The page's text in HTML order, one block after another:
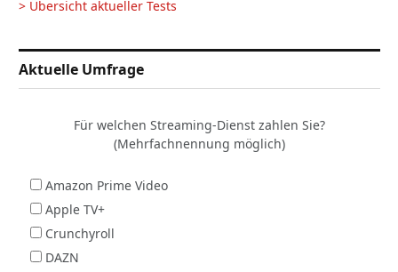
> Übersicht aktueller Tests
Aktuelle Umfrage
Für welchen Streaming-Dienst zahlen Sie?
(Mehrfachnennung möglich)
Amazon Prime Video
Apple TV+
Crunchyroll
DAZN